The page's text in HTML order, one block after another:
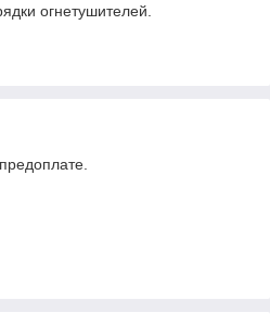
огнетушителей.